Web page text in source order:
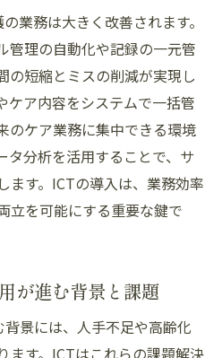
業務は大きく改善されます。
管理の自動化や記録の一元管
の短縮とミスの削減が実現し
ケア内容をシステムで一括管
のケア業務に集中できる環境
タ分析を活用することで、サ
ます。ICTの導入は、業務効率
立を可能にする重要な鍵で
が進む背景と課題
景には、人手不足や高齢化
ます。ICTはこれらの課題解決